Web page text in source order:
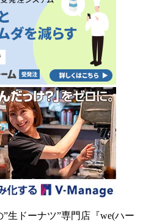
生ドーナツ”専門店『we(ハー